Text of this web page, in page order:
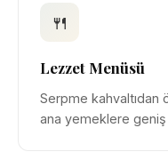
🍴
Lezzet Menüsü
Serpme kahvaltıdan
ana yemeklere